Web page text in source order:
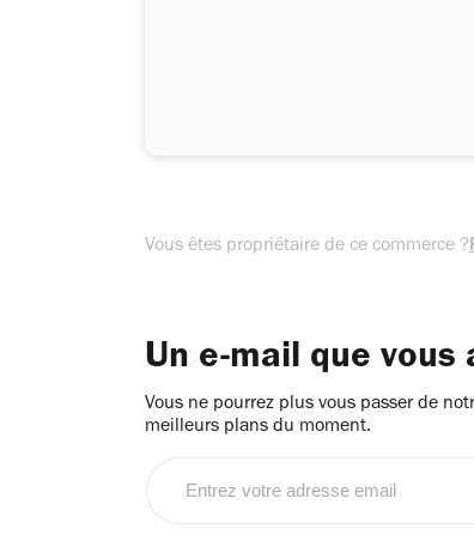
Vous êtes propriétaire de ce commerce ?
Un e-mail que vous
Vous ne pourrez plus vous passer de
meilleurs plans du moment.